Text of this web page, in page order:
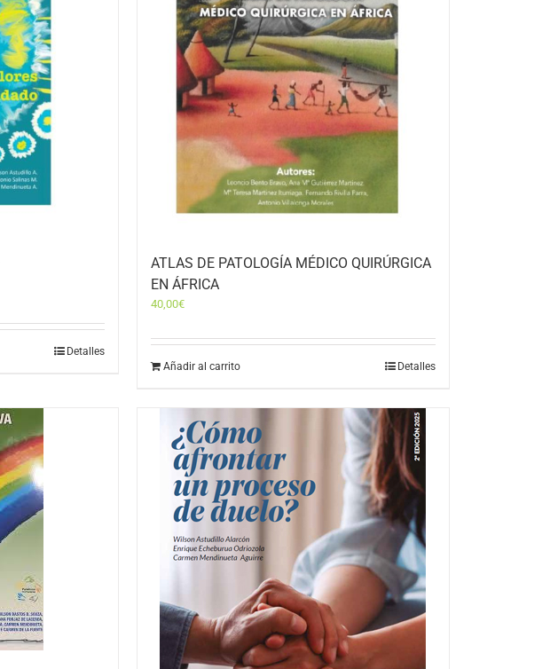
Detalles
ATLAS DE PATOLOGÍA MÉDICO QUIRÚRGICA
EN ÁFRICA
40,00€
Añadir al carrito Detalles